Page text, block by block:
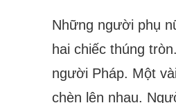
Những người phụ
hai chiếc thúng
người Pháp. Một
chèn lên nhau.